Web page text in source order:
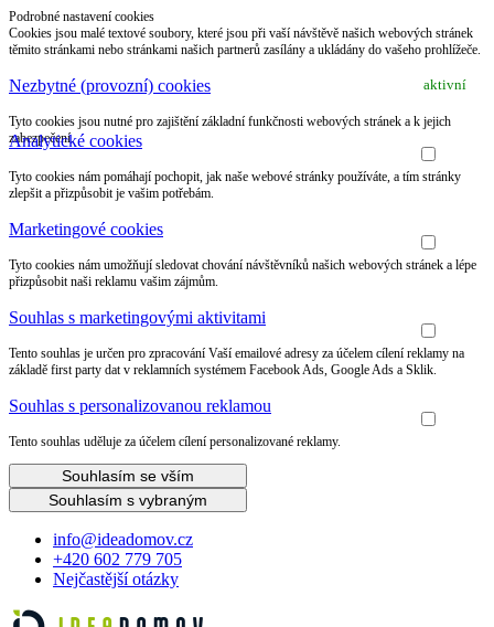
Podrobné nastavení cookies
Cookies jsou malé textové soubory, které jsou při vaší návštěvě našich webových stránek
těmito stránkami nebo stránkami našich partnerů zasílány a ukládány do vašeho prohlížeče.
Nezbytné (provozní) cookies aktivní
Tyto cookies jsou nutné pro zajištění základní funkčnosti webových stránek a k jejich
zabezpečení.
Analytické cookies
Tyto cookies nám pomáhají pochopit, jak naše webové stránky používáte, a tím stránky
zlepšit a přizpůsobit je vašim potřebám.
Marketingové cookies
Tyto cookies nám umožňují sledovat chování návštěvníků našich webových stránek a lépe
přizpůsobit naši reklamu vašim zájmům.
Souhlas s marketingovými aktivitami
Tento souhlas je určen pro zpracování Vaší emailové adresy za účelem cílení reklamy na
základě first party dat v reklamních systémem Facebook Ads, Google Ads a Sklik.
Souhlas s personalizovanou reklamou
Tento souhlas uděluje za účelem cílení personalizované reklamy.
Souhlasím se vším
Souhlasím s vybraným
info@ideadomov.cz
+420 602 779 705
Nejčastější otázky